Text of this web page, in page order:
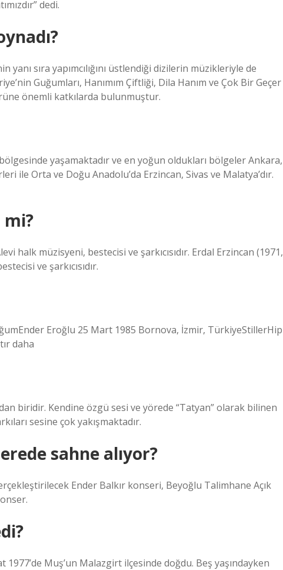
dedi.
yanı sıra yapımcılığını üstlendiği dizilerin müzikleriyle de
Guğumları, Hanımım Çiftliği, Dila Hanım ve Çok Bir Geçer
önemli katkılarda bulunmuştur.
yaşamaktadır ve en yoğun oldukları bölgeler Ankara,
ile Orta ve Doğu Anadolu’da Erzincan, Sivas ve Malatya’dır.
mi?
halk müzisyeni, bestecisi ve şarkıcısıdır. Erdal Erzincan (1971,
ve şarkıcısıdır.
Eroğlu 25 Mart 1985 Bornova, İzmir, TürkiyeStillerHip
daha
biridir. Kendine özgü sesi ve yörede “Tatyan” olarak bilinen
sesine çok yakışmaktadır.
sahne alıyor?
Ender Balkır konseri, Beyoğlu Talimhane Açık
Muş’un Malazgirt ilçesinde doğdu. Beş yaşındayken